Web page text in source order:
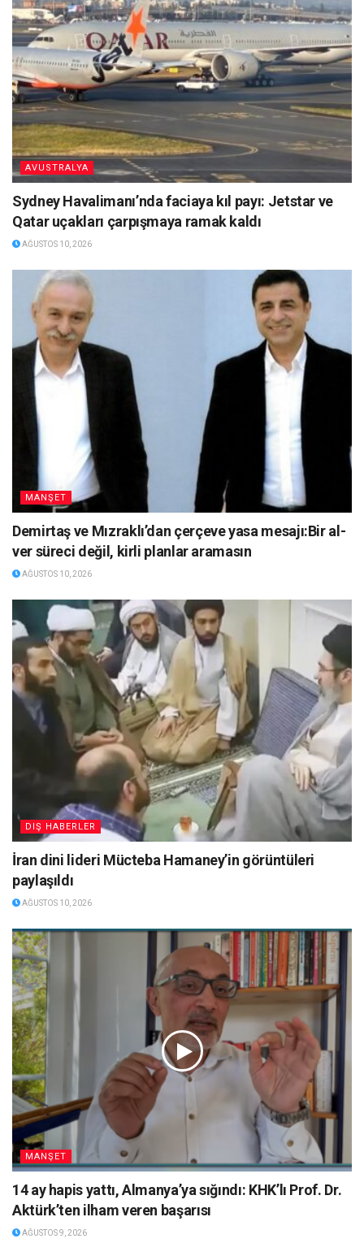
AVUSTRALYA
Sydney Havalimanı’nda faciaya kıl payı: Jetstar ve
Qatar uçakları çarpışmaya ramak kaldı
AĞUSTOS 10, 2026
MANŞET
Demirtaş ve Mızraklı’dan çerçeve yasa mesajı:Bir al-
ver süreci değil, kirli planlar aramasın
AĞUSTOS 10, 2026
DIŞ HABERLER
İran dini lideri Mücteba Hamaney’in görüntüleri
paylaşıldı
AĞUSTOS 10, 2026
MANŞET
14 ay hapis yattı, Almanya’ya sığındı: KHK’lı Prof. Dr.
Aktürk’ten ilham veren başarısı
AĞUSTOS 9, 2026